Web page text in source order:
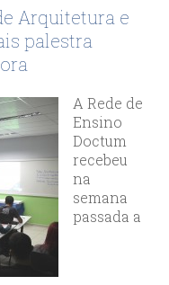
Arquitetura e
palestra
A Rede de
Ensino
Doctum
recebeu
na
semana
passada a